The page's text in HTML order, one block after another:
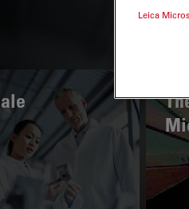
subnavigation
Leica